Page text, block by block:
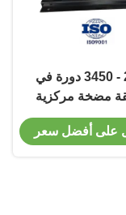
2900 - 3450 دورة في
مضخة مركزية
ذات مرحلة واحدة
صناعة الصلب
على أفضل سعر